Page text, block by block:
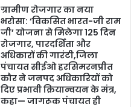
ग्रामीण रोजगार का नया
भरोसा: ‘विकसित भारत-जी राम
जी’ योजना से मिलेगा 125 दिन
रोजगार, पारदर्शिता और
अधिकारों की गारंटी,जिला
पंचायत सीईओ हरसिमरनप्रीत
कौर ने जनपद अधिकारियों को
दिए प्रभावी क्रियान्वयन के मंत्र,
कहा— जागरूक पंचायत ही